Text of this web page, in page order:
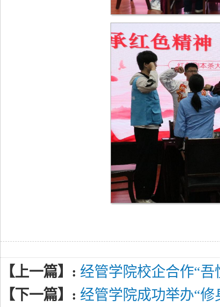
【上一篇】: 经管学院校企合作“
【下一篇】: 经管学院成功举办“